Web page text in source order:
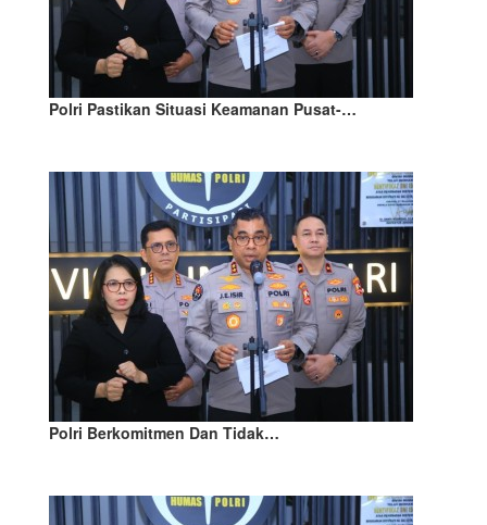
Polri Pastikan Situasi Keamanan Pusat-…
Polri Berkomitmen Dan Tidak…